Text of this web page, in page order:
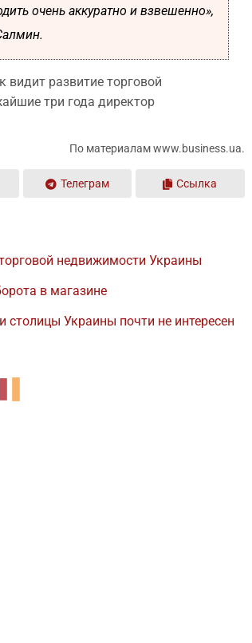
очень аккуратно и взвешенно»,
видит развитие торговой
три года директор
По материалам www.business.ua.
Телеграм Ссылка
недвижимости Украины
в магазине
Украины почти не интересен